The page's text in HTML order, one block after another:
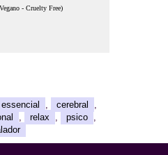
- Cruelty Free)
essencial , cerebral
,
, relax , psico ,